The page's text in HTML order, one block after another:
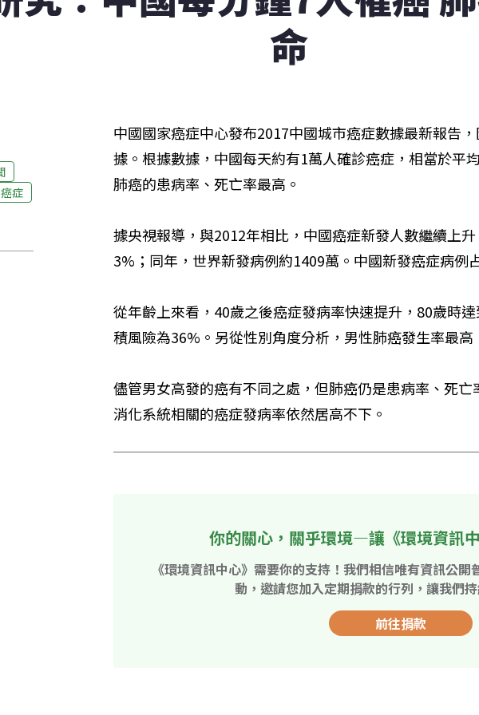
命
癌症
中國國家癌症中心發布2017中國城市癌症數據最新報告
據。根據數據，中國每天約有1萬人確診癌症，相當於平
肺癌的患病率、死亡率最高。
據央視報導，與2012年相比，中國癌症新發人數繼續上
3%；同年，世界新發病例約1409萬。中國新發癌症病例
從年齡上來看，40歲之後癌症發病率快速提升，80歲時
積風險為36%。另從性別角度分析，男性肺癌發生率最高
儘管男女高發的癌有不同之處，但肺癌仍是患病率、死
消化系統相關的癌症發病率依然居高不下。
你的關心，關乎環境—讓《環境資訊
《環境資訊中心》需要你的支持！我們相信唯有資訊公
動，邀請您加入定期捐款的行列，讓我們
前往捐款